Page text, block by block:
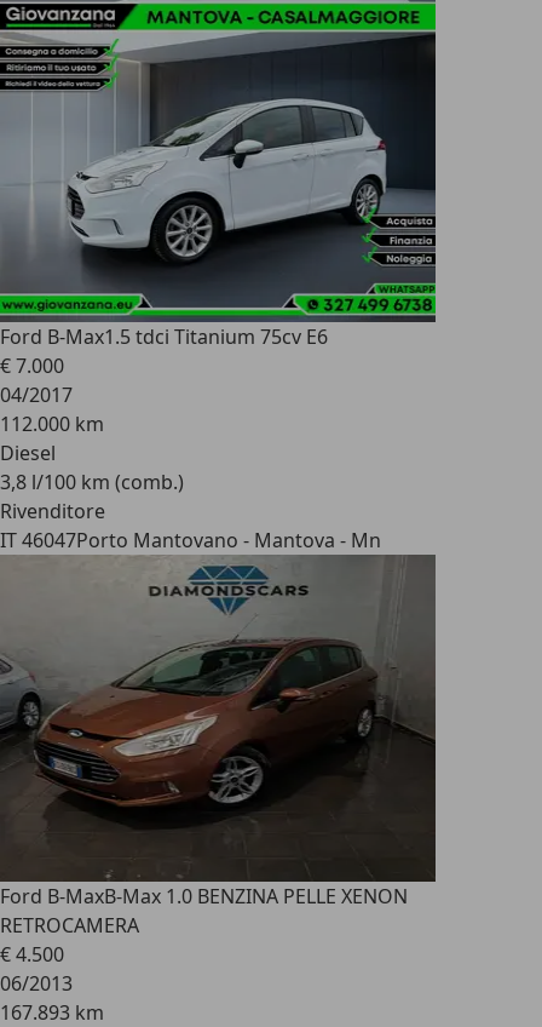
Ford B-Max1.5 tdci Titanium 75cv E6
€ 7.000
04/2017
112.000 km
Diesel
3,8 l/100 km (comb.)
Rivenditore
IT 46047Porto Mantovano - Mantova - Mn
Ford B-MaxB-Max 1.0 BENZINA PELLE XENON
RETROCAMERA
€ 4.500
06/2013
167.893 km